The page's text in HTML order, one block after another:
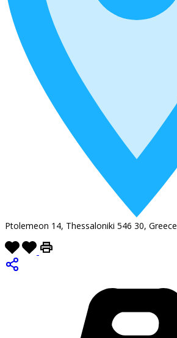
Ptolemeon 14, Thessaloniki 546 30, Greece